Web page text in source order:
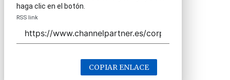
haga clic en el botón.
RSS link
COPIAR ENLACE